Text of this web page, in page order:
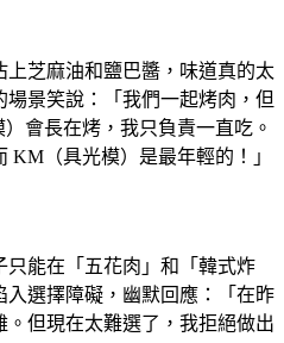
上芝麻油和鹽巴醬，味道真的太
景笑說：「我們一起烤肉，但
會長在烤，我只負責一直吃。
KM（具光模）是最年輕的！」
能在「五花肉」和「韓式炸
選擇障礙，幽默回應：「在昨
但現在太難選了，我拒絕做出